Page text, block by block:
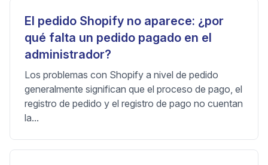
El pedido Shopify no aparece: ¿por
qué falta un pedido pagado en el
administrador?
Los problemas con Shopify a nivel de pedido
generalmente significan que el proceso de pago, el
registro de pedido y el registro de pago no cuentan
la...